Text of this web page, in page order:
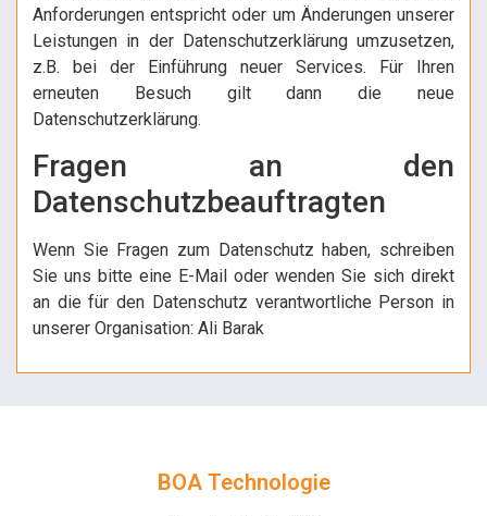
Anforderungen entspricht oder um Änderungen unserer
Leistungen in der Datenschutzerklärung umzusetzen,
z.B. bei der Einführung neuer Services. Für Ihren
erneuten Besuch gilt dann die neue
Datenschutzerklärung.
Fragen an den
Datenschutzbeauftragten
Wenn Sie Fragen zum Datenschutz haben, schreiben
Sie uns bitte eine E-Mail oder wenden Sie sich direkt
an die für den Datenschutz verantwortliche Person in
unserer Organisation: Ali Barak
BOA Technologie